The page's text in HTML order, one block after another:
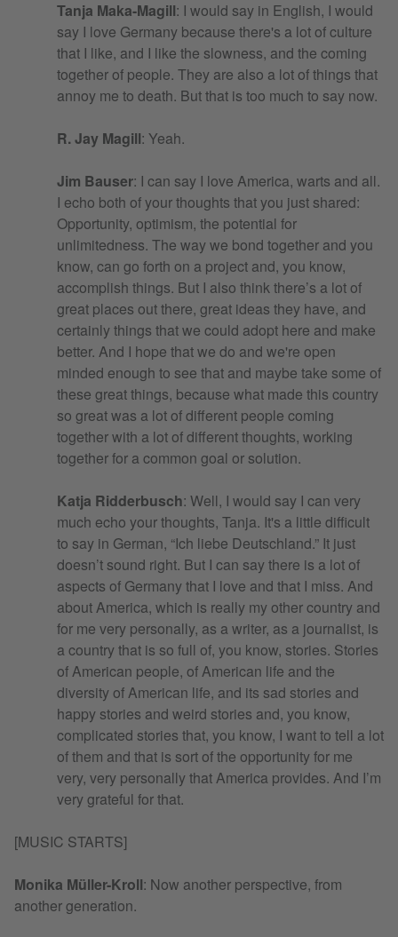
Tanja Maka-Magill: I would say in English, I would
say I love Germany because there's a lot of culture
that I like, and I like the slowness, and the coming
together of people. They are also a lot of things that
annoy me to death. But that is too much to say now.
R. Jay Magill: Yeah.
Jim Bauser: I can say I love America, warts and all.
I echo both of your thoughts that you just shared:
Opportunity, optimism, the potential for
unlimitedness. The way we bond together and you
know, can go forth on a project and, you know,
accomplish things. But I also think there’s a lot of
great places out there, great ideas they have, and
certainly things that we could adopt here and make
better. And I hope that we do and we're open
minded enough to see that and maybe take some of
these great things, because what made this country
so great was a lot of different people coming
together with a lot of different thoughts, working
together for a common goal or solution.
Katja Ridderbusch: Well, I would say I can very
much echo your thoughts, Tanja. It's a little difficult
to say in German, “Ich liebe Deutschland.” It just
doesn’t sound right. But I can say there is a lot of
aspects of Germany that I love and that I miss. And
about America, which is really my other country and
for me very personally, as a writer, as a journalist, is
a country that is so full of, you know, stories. Stories
of American people, of American life and the
diversity of American life, and its sad stories and
happy stories and weird stories and, you know,
complicated stories that, you know, I want to tell a lot
of them and that is sort of the opportunity for me
very, very personally that America provides. And I’m
very grateful for that.
[MUSIC STARTS]
Monika Müller-Kroll: Now another perspective, from
another generation.